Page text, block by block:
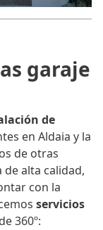
garaje
de
en Aldaia y la
de otras
alta calidad,
con la
servicios
360º: